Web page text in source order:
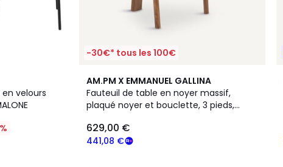
velours
-30€* tous les 100€
AM.PM X EMMANUEL GALLINA
Fauteuil de table en noyer massif,
plaqué noyer et bouclette, 3 pieds,
441,08 €
629,00 €
4
/
5